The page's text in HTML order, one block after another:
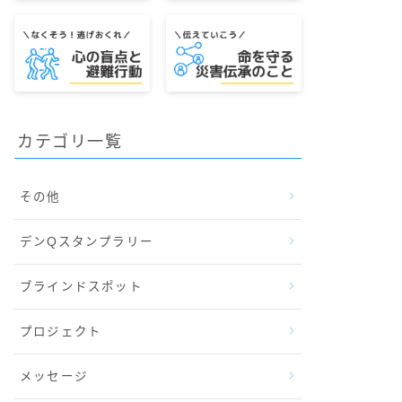
カテゴリ一覧
その他
デンQスタンプラリー
ブラインドスポット
プロジェクト
メッセージ